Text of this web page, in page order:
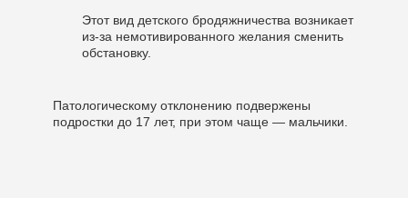
Этот вид детского бродяжничества возникает
из-за немотивированного желания сменить
обстановку.
Патологическому отклонению подвержены
подростки до 17 лет, при этом чаще — мальчики.